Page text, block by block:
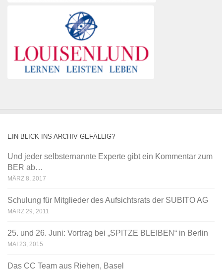
EIN BLICK INS ARCHIV GEFÄLLIG?
Und jeder selbsternannte Experte gibt ein Kommentar zum
BER ab…
MÄRZ 8, 2017
Schulung für Mitglieder des Aufsichtsrats der SUBITO AG
MÄRZ 29, 2011
25. und 26. Juni: Vortrag bei „SPITZE BLEIBEN“ in Berlin
MAI 23, 2015
Das CC Team aus Riehen, Basel